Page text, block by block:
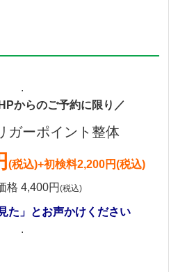
.
からのご予約に限り／
ガーポイント整体
(税込)+初検料2,200円(税込)
格 4,400円 (税込)
た」とお声かけください
.